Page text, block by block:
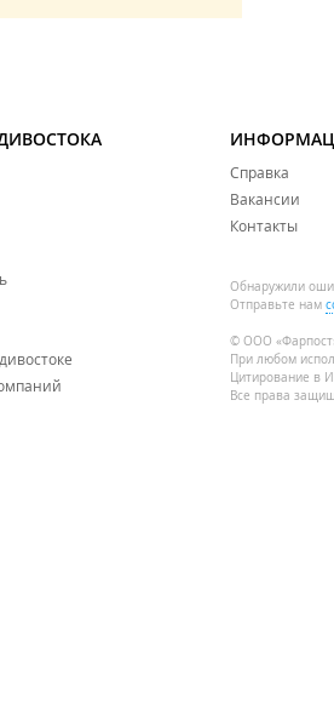
Справка
Вакансии
Контакты
Обнаружили
Отправьте нам
© ООО
При любом
Цитирование в
Все права